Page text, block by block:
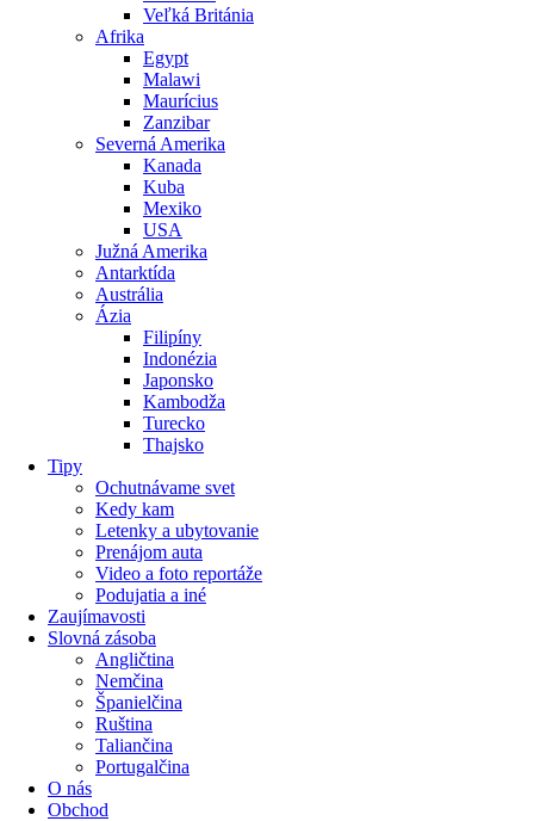
Veľká Británia
Afrika
Egypt
Malawi
Maurícius
Zanzibar
Severná Amerika
Kanada
Kuba
Mexiko
USA
Južná Amerika
Antarktída
Austrália
Ázia
Filipíny
Indonézia
Japonsko
Kambodža
Turecko
Thajsko
Tipy
Ochutnávame svet
Kedy kam
Letenky a ubytovanie
Prenájom auta
Video a foto reportáže
Podujatia a iné
Zaujímavosti
Slovná zásoba
Angličtina
Nemčina
Španielčina
Ruština
Taliančina
Portugalčina
O nás
Obchod